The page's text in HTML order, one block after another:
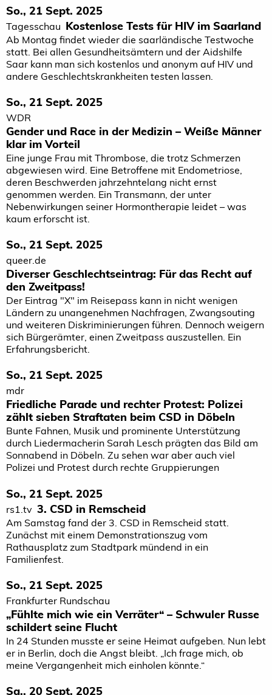
So., 21 Sept. 2025
Tagesschau Kostenlose Tests für HIV im Saarland
Ab Montag findet wieder die saarländische Testwoche
statt. Bei allen Gesundheitsämtern und der Aidshilfe
Saar kann man sich kostenlos und anonym auf HIV und
andere Geschlechtskrankheiten testen lassen.
So., 21 Sept. 2025
WDR
Gender und Race in der Medizin – Weiße Männer
klar im Vorteil
Eine junge Frau mit Thrombose, die trotz Schmerzen
abgewiesen wird. Eine Betroffene mit Endometriose,
deren Beschwerden jahrzehntelang nicht ernst
genommen werden. Ein Transmann, der unter
Nebenwirkungen seiner Hormontherapie leidet – was
kaum erforscht ist.
So., 21 Sept. 2025
queer.de
Diverser Geschlechtseintrag: Für das Recht auf
den Zweitpass!
Der Eintrag "X" im Reisepass kann in nicht wenigen
Ländern zu unangenehmen Nachfragen, Zwangsouting
und weiteren Diskriminierungen führen. Dennoch weigern
sich Bürgerämter, einen Zweitpass auszustellen. Ein
Erfahrungsbericht.
So., 21 Sept. 2025
mdr
Friedliche Parade und rechter Protest: Polizei
zählt sieben Straftaten beim CSD in Döbeln
Bunte Fahnen, Musik und prominente Unterstützung
durch Liedermacherin Sarah Lesch prägten das Bild am
Sonnabend in Döbeln. Zu sehen war aber auch viel
Polizei und Protest durch rechte Gruppierungen
So., 21 Sept. 2025
rs1.tv 3. CSD in Remscheid
Am Samstag fand der 3. CSD in Remscheid statt.
Zunächst mit einem Demonstrationszug vom
Rathausplatz zum Stadtpark mündend in ein
Familienfest.
So., 21 Sept. 2025
Frankfurter Rundschau
„Fühlte mich wie ein Verräter“ – Schwuler Russe
schildert seine Flucht
In 24 Stunden musste er seine Heimat aufgeben. Nun lebt
er in Berlin, doch die Angst bleibt. „Ich frage mich, ob
meine Vergangenheit mich einholen könnte.“
Sa., 20 Sept. 2025